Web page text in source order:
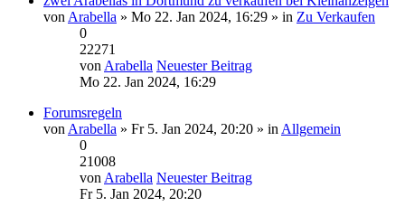
von Arabella » Mo 22. Jan 2024, 16:29 » in Zu Verkaufen
0
22271
von Arabella Neuester Beitrag
Mo 22. Jan 2024, 16:29
Forumsregeln
von Arabella » Fr 5. Jan 2024, 20:20 » in Allgemein
0
21008
von Arabella Neuester Beitrag
Fr 5. Jan 2024, 20:20